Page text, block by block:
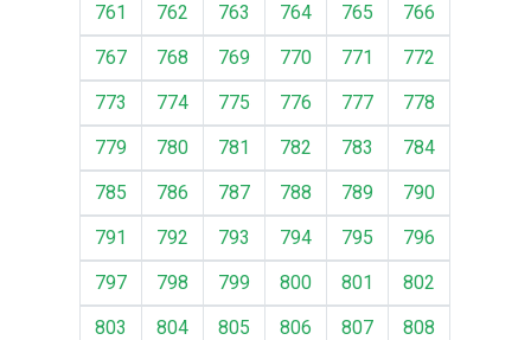
761 762 763 764 765
766
767
768 769 770 771
772
773
774 775 776 777
778
779
780 781 782 783
784
785
786 787 788 789
790
791
792 793 794 795
796
797
798 799 800 801
802
803
804 805 806 807
808